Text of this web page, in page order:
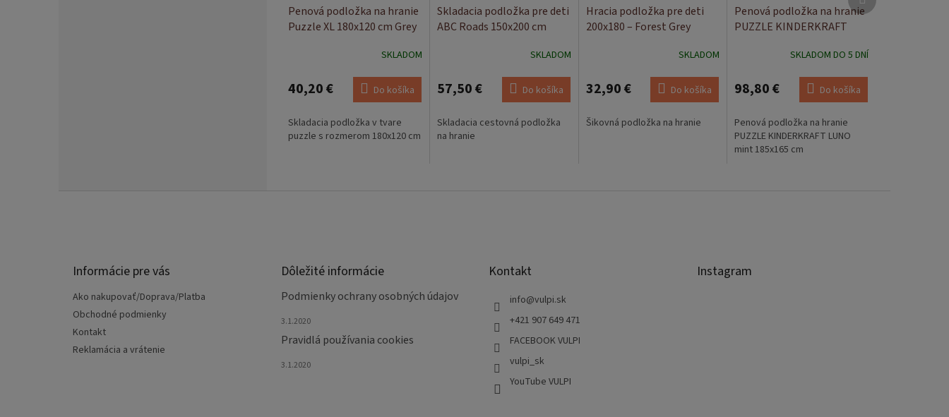
Penová podložka na hranie
Puzzle XL 180x120 cm Grey
SKLADOM
40,20 € Do košíka
Skladacia podložka v tvare
puzzle s rozmerom 180x120 cm
Skladacia podložka pre deti
ABC Roads 150x200 cm
SKLADOM
57,50 € Do košíka
Skladacia cestovná podložka
na hranie
Hracia podložka pre deti
200x180 – Forest Grey
SKLADOM
32,90 € Do košíka
Šikovná podložka na hranie
Penová podložka na hranie
PUZZLE KINDERKRAFT
SKLADOM DO 5 DNÍ
98,80 € Do košíka
Penová podložka na hranie
PUZZLE KINDERKRAFT LUNO
mint 185x165 cm
produkt
Informácie pre vás
Ako nakupovať/Doprava/Platba
Obchodné podmienky
Kontakt
Reklamácia a vrátenie
Dôležité informácie
Podmienky ochrany osobných údajov
3.1.2020
Pravidlá používania cookies
3.1.2020
Kontakt
info@vulpi.sk
+421 907 649 471
FACEBOOK VULPI
vulpi_sk
YouTube VULPI
Instagram